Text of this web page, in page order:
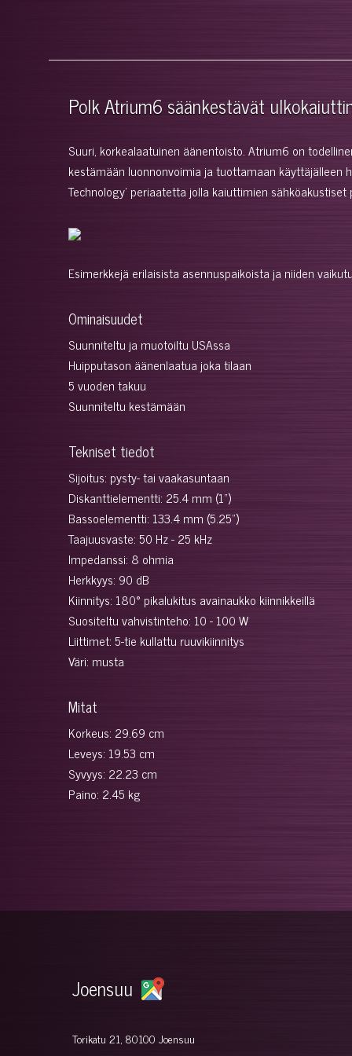
Polk Atrium6 säänkestävät
Suuri, korkealaatuinen äänentoisto. Atrium6 on
kestämään luonnonvoimia ja tuottamaan käyttäjälleen
Technology' periaatetta jolla kaiuttimien
Esimerkkejä erilaisista asennuspaikoista ja niiden
Ominaisuudet
Suunniteltu ja muotoiltu USAssa
Huipputason äänenlaatua joka tilaan
5 vuoden takuu
Suunniteltu kestämään
Tekniset tiedot
Sijoitus: pysty- tai vaakasuntaan
Diskanttielementti: 25.4 mm (1")
Bassoelementti: 133.4 mm (5.25")
Taajuusvaste: 50 Hz - 25 kHz
Impedanssi: 8 ohmia
Herkkyys: 90 dB
Kiinnitys: 180° pikalukitus avainaukko kiinnikkeillä
Suositeltu vahvistinteho: 10 - 100 W
Liittimet: 5-tie kullattu ruuvikiinnitys
Väri: musta
Mitat
Korkeus: 29.69 cm
Leveys: 19.53 cm
Syvyys: 22.23 cm
Paino: 2.45 kg
Joensuu
Torikatu 21, 80100 Joensuu